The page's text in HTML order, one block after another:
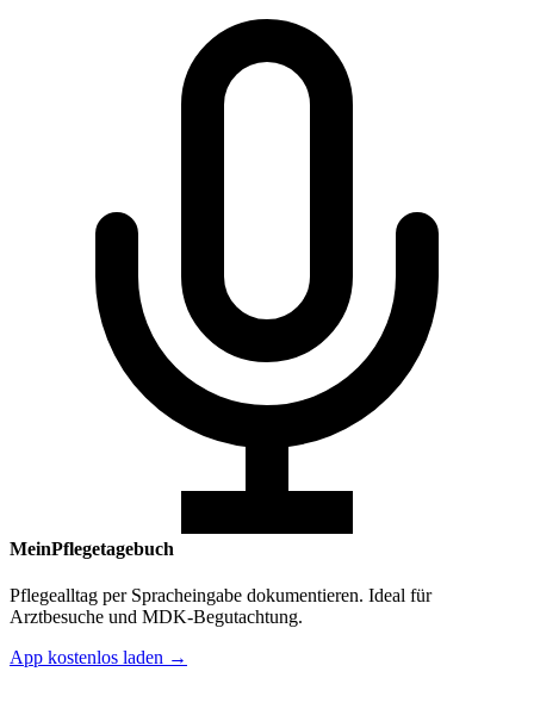
MeinPflegetagebuch
Pflegealltag per Spracheingabe dokumentieren. Ideal für
Arztbesuche und MDK-Begutachtung.
App kostenlos laden →